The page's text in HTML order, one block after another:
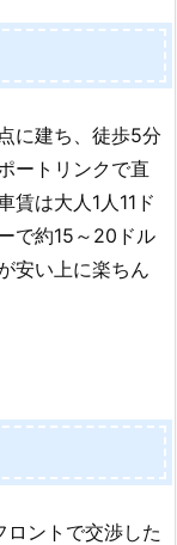
に建ち、徒歩5分
ートリンクで直
賃は大人1人11ド
で約15～20ドル
安い上に楽ちん
ントで交渉した